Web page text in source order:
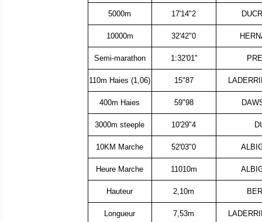
5000m 17'14"2
10000m 32'42"0
Semi-marathon 1:32'01''
110m Haies (1,06) 15"87
400m Haies 59"98
3000m steeple 10'29"4
10KM Marche 52'03"0
Heure Marche 11010m
Hauteur 2,10m
Longueur 7,53m